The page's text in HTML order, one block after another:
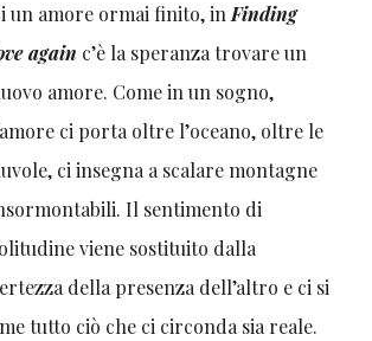
un amore ormai finito, inFinding
again c’è la speranza trovare un
amore. Come in un sogno,
ci porta oltre l’oceano, oltre le
ci insegna a scalare montagne
Il sentimento di
viene sostituito dalla
della presenza dell’altro e ci si
tutto ciò che ci circonda sia reale.